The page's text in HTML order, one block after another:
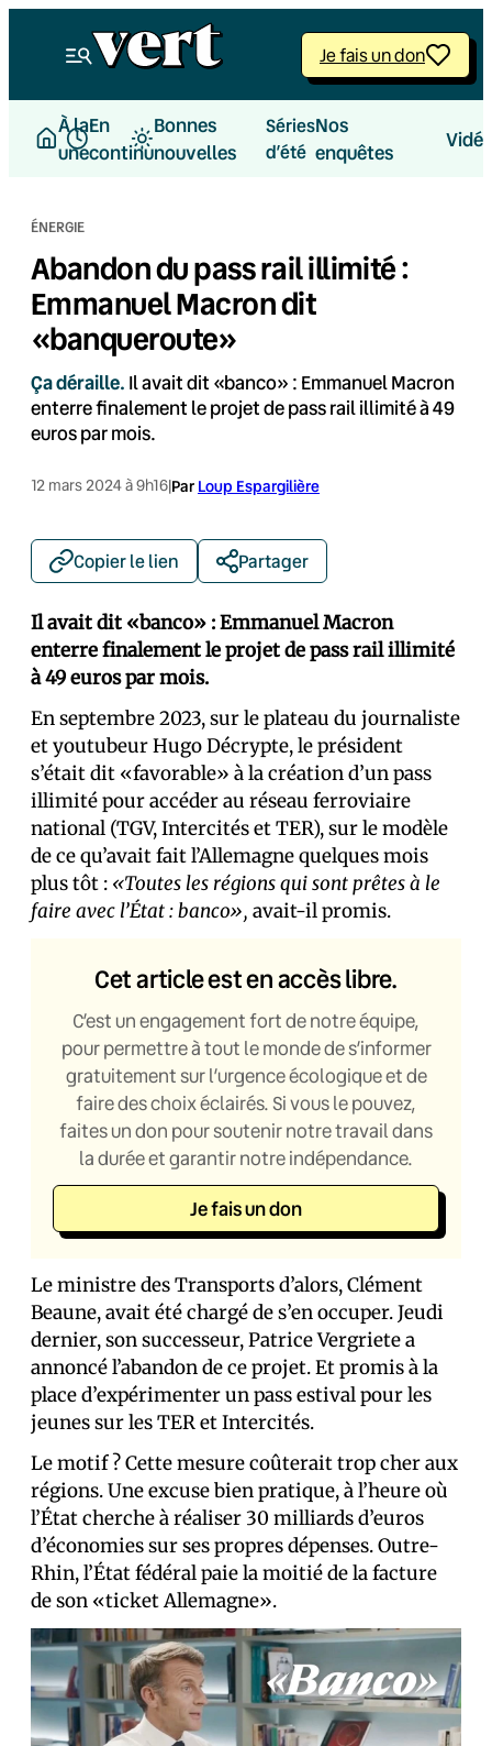
Je fais un don
À la
une
En
continu
Bonnes
nouvelles
Séries
d’été
Nos
enquêtes
ÉNERGIE
Abandon du pass rail illimité :
Emmanuel Macron dit
«banqueroute»
Ça déraille. Il avait dit «banco» : Emmanuel Macron
enterre finalement le projet de pass rail illimité à 49
euros par mois.
12 mars 2024 à 9h16|Par Loup Espargilière
Copier le lien Partager
Il avait dit «banco» : Emmanuel Macron
enterre finalement le projet de pass rail illimité
à 49 euros par mois.
En septembre 2023, sur le plateau du journaliste
et youtubeur Hugo Décrypte, le président
s’était dit «favorable» à la création d’un pass
illimité pour accéder au réseau ferroviaire
national (TGV, Intercités et TER), sur le modèle
de ce qu’avait fait l’Allemagne quelques mois
plus tôt : «Toutes les régions qui sont prêtes à le
faire avec l’État : banco», avait-il promis.
Cet article est en accès libre.
C’est un engagement fort de notre équipe,
pour permettre à tout le monde de s’informer
gratuitement sur l’urgence écologique et de
faire des choix éclairés. Si vous le pouvez,
faites un don pour soutenir notre travail dans
la durée et garantir notre indépendance.
Je fais un don
Le ministre des Transports d’alors, Clément
Beaune, avait été chargé de s’en occuper. Jeudi
dernier, son successeur, Patrice Vergriete a
annoncé l’abandon de ce projet. Et promis à la
place d’expérimenter un pass estival pour les
jeunes sur les TER et Intercités.
Le motif ? Cette mesure coûterait trop cher aux
régions. Une excuse bien pratique, à l’heure où
l’État cherche à réaliser 30 milliards d’euros
d’économies sur ses propres dépenses. Outre-
Rhin, l’État fédéral paie la moitié de la facture
de son «ticket Allemagne».